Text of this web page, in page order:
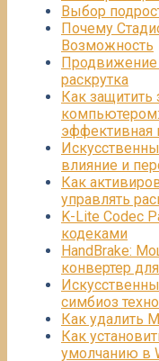
Выбор
Почему
Возможность
Продвижение
раскрутка
Как защитить
эффективная
влияние и
Как
управлять
K-Lite Codec
кодеками
HandBrake:
конвертер
симбиоз
Как удалить
Как
умолчанию в